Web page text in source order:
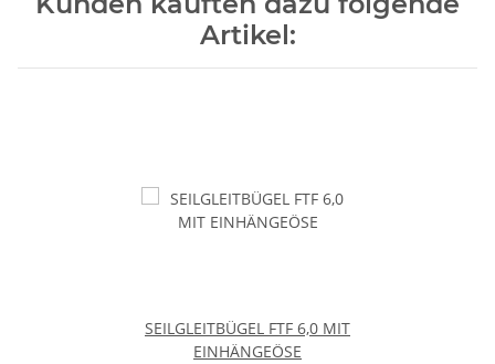
Artikel:
SEILGLEITBÜGEL FTF 6,0 MIT
EINHÄNGEÖSE